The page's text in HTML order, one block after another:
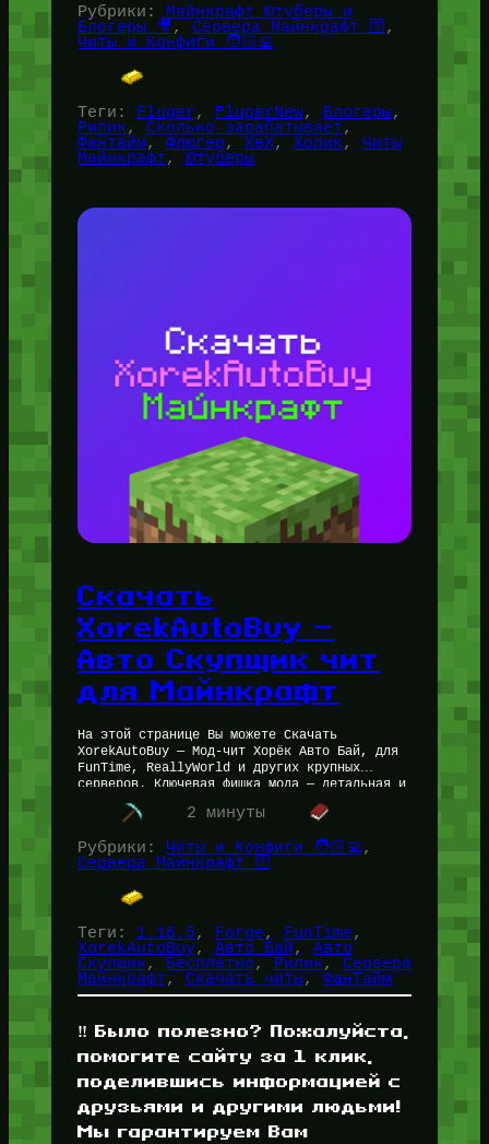
Рубрики:
Майнкрафт Ютуберы и
Блогеры 🎥 , Сервера Майнкрафт 🛜
Читы и Конфиги 🧑🏻‍💻
Теги: Fluger, FlugerNew, Блогеры
Рилик, Сколько зарабатывает
Фантайм, Флюгер, ХвХ, Холик, Читы
Майнкрафт, Ютуберы
Скачать
XorekAutoBuy —
Авто Скупщик чит
для Майнкрафт
На этой странице Вы можете Скачать
XorekAutoBuy — Мод-чит Хорёк Авто Бай, для
FunTime, ReallyWorld и других крупных
серверов. Ключевая фишка мода — детальная и
очень гибкая настройка; мод работает…
2 минуты
Рубрики: Читы и Конфиги 🧑🏻‍💻
Сервера Майнкрафт 🛜
Теги: 1.16.5, Forge, FunTime
XorekAutoBuy, Авто Бай, Авто
Скупщик, Бесплатно, Рилик, Сервера
Майнкрафт, Скачать читы, ФанТайм
‼️ Было полезно? Пожалуйста,
помогите сайту за 1 клик,
поделившись информацией с
друзьями и другими людьми!
Мы гарантируем Вам